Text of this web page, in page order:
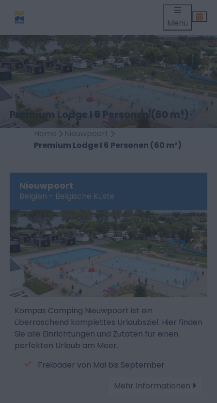
Menü
Premium Lodge I 6 Personen (60 m²)
Home
Nieuwpoort
Premium Lodge I 6 Personen (60 m²)
Nieuwpoort
Belgien - Belgische Küste
Kompas Camping Nieuwpoort ist ein
überraschend komplettes Urlaubsziel. Hier finden
Sie alle Einrichtungen und Zutaten für einen
perfekten Urlaub am Meer.
Freibäder von Mai bis September
Mehr Informationen